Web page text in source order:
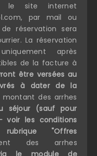
le site internet
par mail ou
réservation sera
La réservation
après
de la facture à
être versées au
à dater de la
montant des arrhes
séjour (sauf pour
voir les conditions
"Offres
des arrhes
le module de